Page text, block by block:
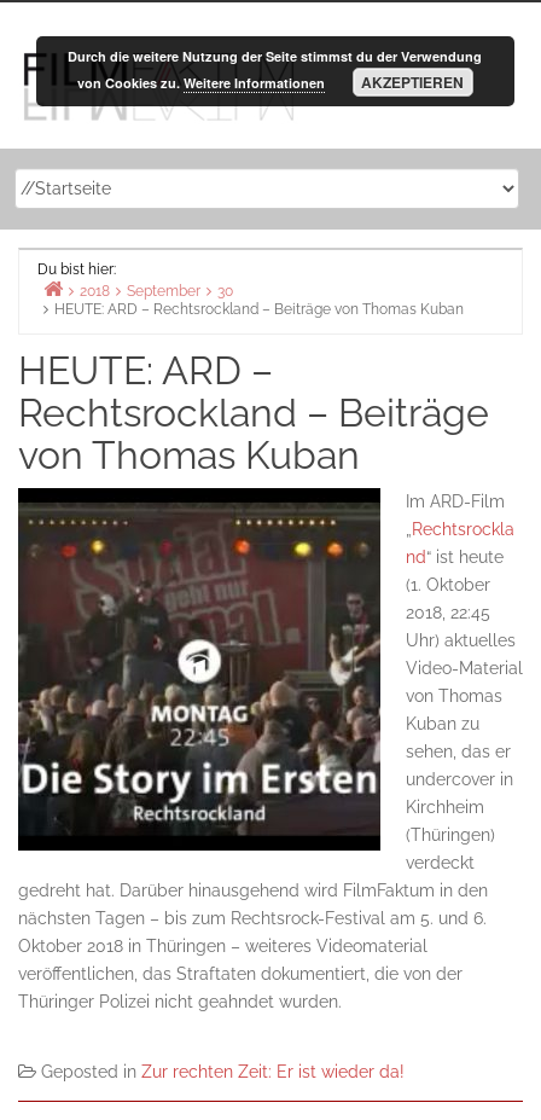
Inhalt
Du bist hier:
Home
2018 September
30
HEUTE: ARD – Rechtsrockland – Beiträge von Thomas Kuban
HEUTE: ARD –
Rechtsrockland – Beiträge
von Thomas Kuban
Im ARD-Film
Rechtsrockla
nd“ ist heute
(1. Oktober
2018, 22:45
Uhr) aktuelles
Video-Material
von Thomas
Kuban zu
sehen, das er
undercover in
Kirchheim
(Thüringen)
verdeckt
gedreht hat. Darüber hinausgehend wird FilmFaktum in den
nächsten Tagen – bis zum Rechtsrock-Festival am 5. und 6.
Oktober 2018 in Thüringen – weiteres Videomaterial
veröffentlichen, das Straftaten dokumentiert, die von der
Thüringer Polizei nicht geahndet wurden.
Geposted in Zur rechten Zeit: Er ist wieder da!
Durch die weitere Nutzung der Seite stimmst du der Verwendung
von Cookies zu. Weitere Informationen AKZEPTIEREN